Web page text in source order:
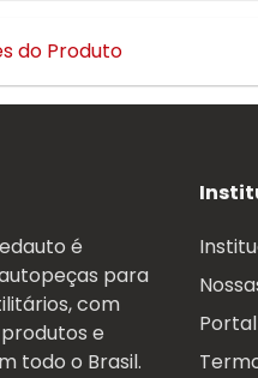
do Produto
é
para
com
e
todo o Brasil.